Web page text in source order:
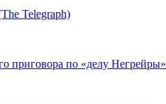
Telegraph)
приговора по «делу Негрейры»